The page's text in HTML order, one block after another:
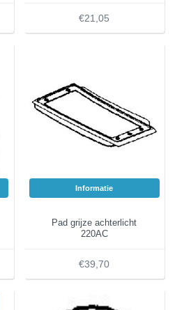
€21,05
Informatie
Pad grijze achterlicht
220AC
€39,70